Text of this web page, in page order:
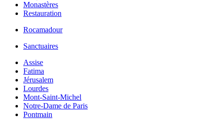
Monastères
Restauration
Rocamadour
Sanctuaires
Assise
Fatima
Jérusalem
Lourdes
Mont-Saint-Michel
Notre-Dame de Paris
Pontmain